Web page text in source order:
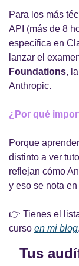
Para los más
API (más de 8
específica en
lanzar el
Foundations,
Anthropic.
¿Por qué
Porque
distinto a ver
reflejan cómo
y eso se nota
👉 Tienes el
curso en mi blog.
Tus